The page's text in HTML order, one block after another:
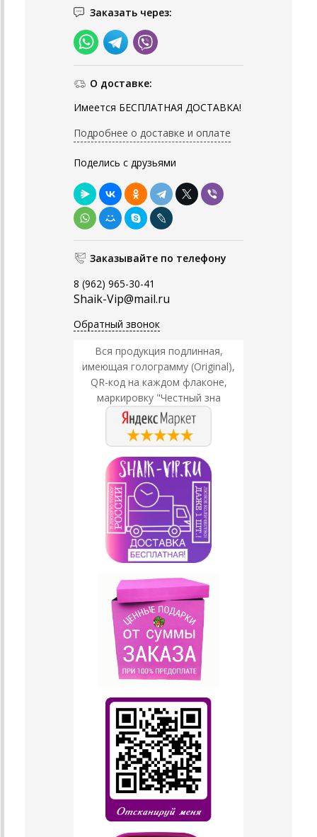
Заказать через:
О доставке:
Имеется БЕСПЛАТНАЯ ДОСТАВКА!
Подробнее о доставке и оплате
Поделись с друзьями
Заказывайте по телефону
8 (962) 965-30-41
Shaik-Vip@mail.ru
Обратный звонок
Вся продукция подлинная,
имеющая голограмму (Original),
QR-код на каждом флаконе,
маркировку "Честный зна